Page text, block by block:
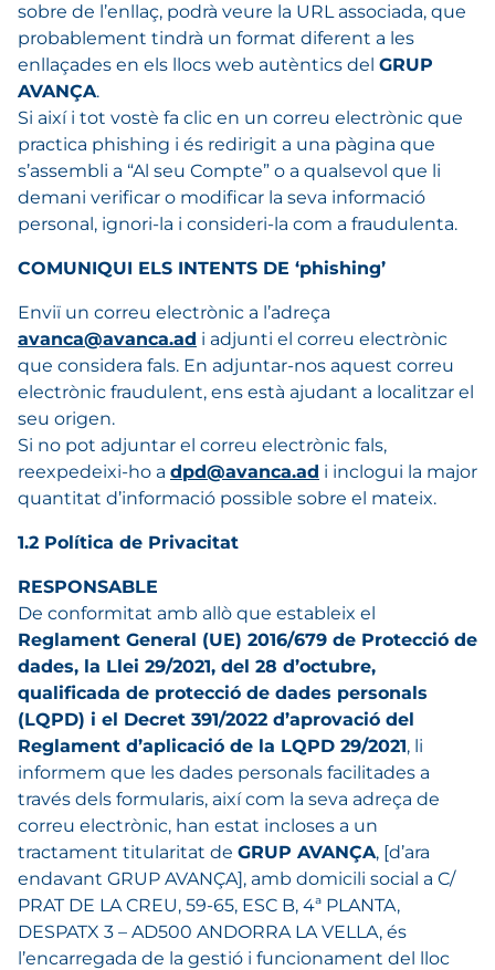
sobre de l’enllaç, podrà veure la URL associada, que
probablement tindrà un format diferent a les
enllaçades en els llocs web autèntics del GRUP
AVANÇA.
Si així i tot vostè fa clic en un correu electrònic que
practica phishing i és redirigit a una pàgina que
s’assembli a “Al seu Compte” o a qualsevol que li
demani verificar o modificar la seva informació
personal, ignori-la i consideri-la com a fraudulenta.
COMUNIQUI ELS INTENTS DE ‘phishing’
Enviï un correu electrònic a l’adreça
avanca@avanca.ad i adjunti el correu electrònic
que considera fals. En adjuntar-nos aquest correu
electrònic fraudulent, ens està ajudant a localitzar el
seu origen.
Si no pot adjuntar el correu electrònic fals,
reexpedeixi-ho a dpd@avanca.ad i inclogui la major
quantitat d’informació possible sobre el mateix.
1.2 Política de Privacitat
RESPONSABLE
De conformitat amb allò que estableix el
Reglament General (UE) 2016/679 de Protecció de
dades, la Llei 29/2021, del 28 d’octubre,
qualificada de protecció de dades personals
(LQPD) i el Decret 391/2022 d’aprovació del
Reglament d’aplicació de la LQPD 29/2021, li
informem que les dades personals facilitades a
través dels formularis, així com la seva adreça de
correu electrònic, han estat incloses a un
tractament titularitat de GRUP AVANÇA, [d’ara
endavant GRUP AVANÇA], amb domicili social a C/
PRAT DE LA CREU, 59-65, ESC B, 4ª PLANTA,
DESPATX 3 – AD500 ANDORRA LA VELLA, és
l’encarregada de la gestió i funcionament del lloc